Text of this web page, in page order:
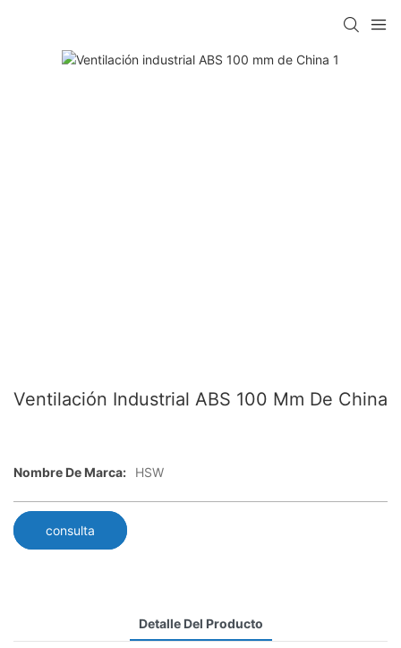
Ventilación Industrial ABS 100 Mm De China
Nombre De Marca: HSW
consulta
Detalle Del Producto